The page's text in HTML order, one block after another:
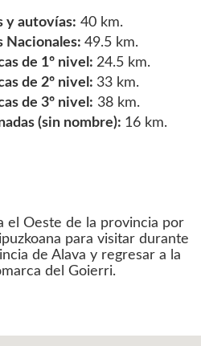
y autovías: 40 km.
Nacionales: 49.5 km.
de 1º nivel: 24.5 km.
de 2º nivel: 33 km.
de 3º nivel: 38 km.
(sin nombre): 16 km.
el Oeste de la provincia por
para visitar durante
de Alava y regresar a la
del Goierri.